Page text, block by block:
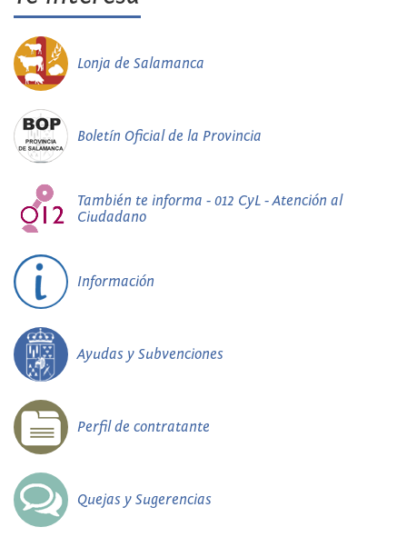
Lonja de Salamanca
Boletín Oficial de la Provincia
También te informa - 012 CyL - Atención al
Ciudadano
Información
Ayudas y Subvenciones
Perfil de contratante
Quejas y Sugerencias